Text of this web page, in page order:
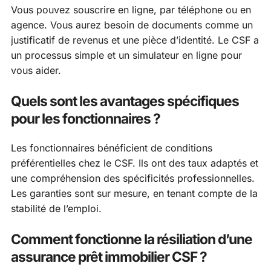
Vous pouvez souscrire en ligne, par téléphone ou en
agence. Vous aurez besoin de documents comme un
justificatif de revenus et une pièce d’identité. Le CSF a
un processus simple et un simulateur en ligne pour
vous aider.
Quels sont les avantages spécifiques
pour les fonctionnaires ?
Les fonctionnaires bénéficient de conditions
préférentielles chez le CSF. Ils ont des taux adaptés et
une compréhension des spécificités professionnelles.
Les garanties sont sur mesure, en tenant compte de la
stabilité de l’emploi.
Comment fonctionne la résiliation d’une
assurance prêt immobilier CSF ?